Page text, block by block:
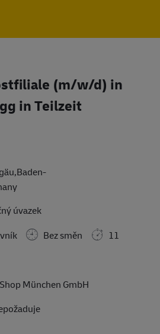
(m/w/d) in
in Teilzeit
úvazek
Bez směn
11
München GmbH